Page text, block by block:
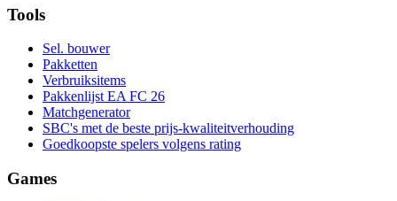
Tools
Sel. bouwer
Pakketten
Verbruiksitems
Pakkenlijst EA FC 26
Matchgenerator
SBC's met de beste prijs-kwaliteitverhouding
Goedkoopste spelers volgens rating
Games